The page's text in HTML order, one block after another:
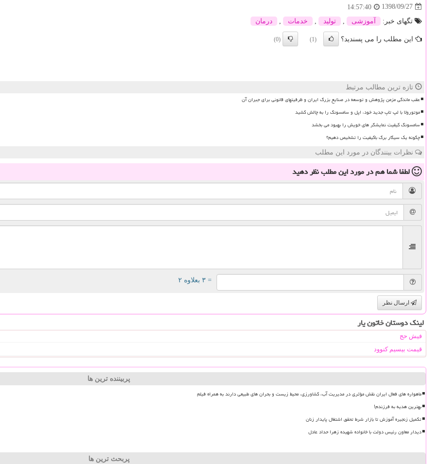
1398/09/27
14:57:40
تگهای خبر:
آموزشی , تولید , خدمات , درمان
این مطلب را می پسندید؟ (1)
(0)
تازه ترین مطالب مرتبط
عقب ماندگی مزمن پژوهش و توسعه در صنایع بزرگ ایران و ظرفیتهای قانونی برای جبران آن
موتورولا با لپ تاپ جدید خود، اپل و سامسونگ را به چالش کشید
سامسونگ کیفیت نمایشگر های خویش را بهبود می بخشد
چگونه یک سیگار برگ باکیفیت را تشخیص دهیم؟
نظرات بینندگان در مورد این مطلب
لطفا شما همدر مورد این مطلبنظر دهید
= ۳ بعلاوه ۲
ارسال نظر
لینک دوستان خاتون یار
فیش حج
قیمت بیسیم کنوود
پربیننده ترین ها
ماهواره های فعال ایران نقش مؤثری در مدیریت آب، کشاورزی، محیط زیست و بحران های طبیعی دارند به همراه فیلم
بهترین هدیه به فرزندم!
تکمیل زنجیره آموزش تا بازار شرط تحقق اشتغال پایدار زنان
دیدار معاون رئیس دولت با خانواده شهیده زهرا حداد عادل
پربحث ترین ها